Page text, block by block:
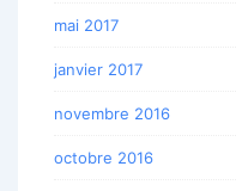
mai 2017
janvier 2017
novembre 2016
octobre 2016